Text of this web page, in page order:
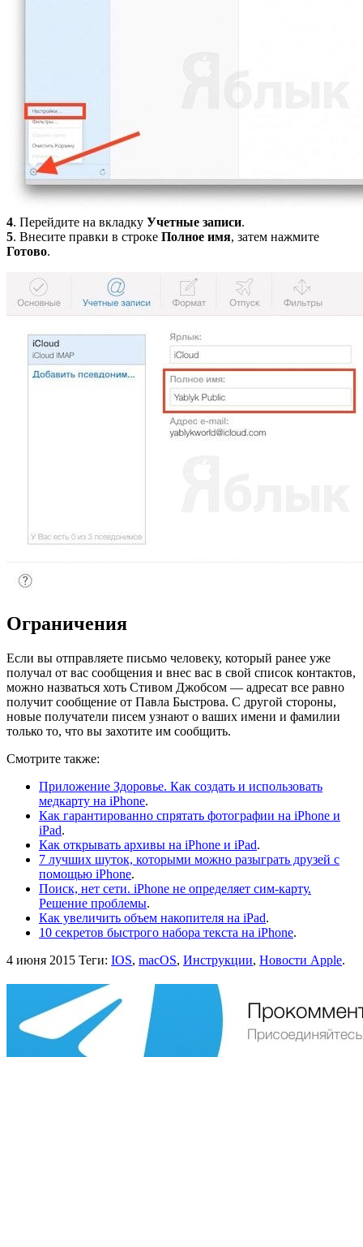
4. Перейдите на вкладку Учетные записи.
5. Внесите правки в строке Полное имя, затем нажмите
Готово.
Ограничения
Если вы отправляете письмо человеку, который ранее уже
получал от вас сообщения и внес вас в свой список контактов,
можно назваться хоть Стивом Джобсом — адресат все равно
получит сообщение от Павла Быстрова. С другой стороны,
новые получатели писем узнают о ваших имени и фамилии
только то, что вы захотите им сообщить.
Смотрите также:
Приложение Здоровье. Как создать и использовать
медкарту на iPhone.
Как гарантированно спрятать фотографии на iPhone и
iPad.
Как открывать архивы на iPhone и iPad.
7 лучших шуток, которыми можно разыграть друзей с
помощью iPhone.
Поиск, нет сети. iPhone не определяет сим-карту.
Решение проблемы.
Как увеличить объем накопителя на iPad.
10 секретов быстрого набора текста на iPhone.
4 июня 2015 Теги: IOS, macOS, Инструкции, Новости Apple.